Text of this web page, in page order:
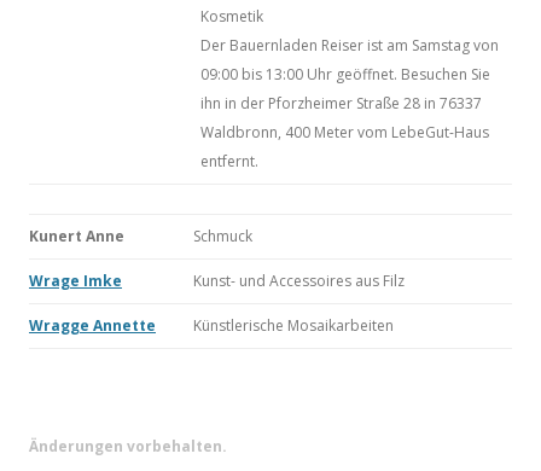
Kosmetik
Der Bauernladen Reiser ist am Samstag von
09:00 bis 13:00 Uhr geöffnet. Besuchen Sie
ihn in der Pforzheimer Straße 28 in 76337
Waldbronn, 400 Meter vom LebeGut-Haus
entfernt.
Kunert Anne Schmuck
Wrage Imke Kunst- und Accessoires aus Filz
Wragge Annette Künstlerische Mosaikarbeiten
Änderungen vorbehalten.